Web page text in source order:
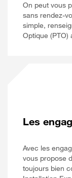
On peut vous
sans rendez-
simple,
Optique (PTO)
Les
Avec les
vous propose
toujours bien